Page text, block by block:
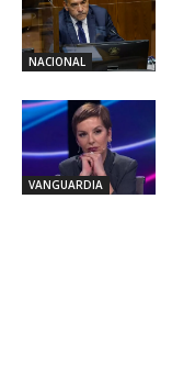
NACIONAL
VANGUARDIA